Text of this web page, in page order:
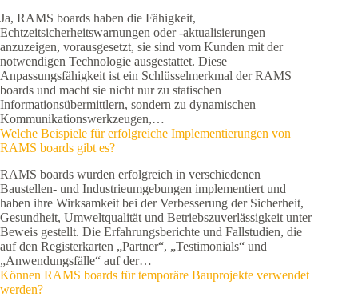
Ja, RAMS boards haben die Fähigkeit,
Echtzeitsicherheitswarnungen oder -aktualisierungen
anzuzeigen, vorausgesetzt, sie sind vom Kunden mit der
notwendigen Technologie ausgestattet. Diese
Anpassungsfähigkeit ist ein Schlüsselmerkmal der RAMS
boards und macht sie nicht nur zu statischen
Informationsübermittlern, sondern zu dynamischen
Kommunikationswerkzeugen,…
Welche Beispiele für erfolgreiche Implementierungen von
RAMS boards gibt es?
RAMS boards wurden erfolgreich in verschiedenen
Baustellen- und Industrieumgebungen implementiert und
haben ihre Wirksamkeit bei der Verbesserung der Sicherheit,
Gesundheit, Umweltqualität und Betriebszuverlässigkeit unter
Beweis gestellt. Die Erfahrungsberichte und Fallstudien, die
auf den Registerkarten „Partner“, „Testimonials“ und
„Anwendungsfälle“ auf der…
Können RAMS boards für temporäre Bauprojekte verwendet
werden?